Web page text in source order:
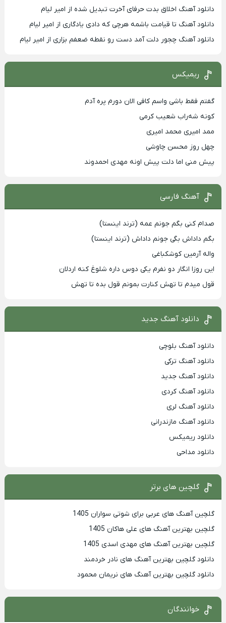
دانلود آهنگ اخلاق بدت حرفای آخرت تبدیل شده از امیر لیام
دانلود آهنگ تا قیامت باشمه هرچی که دادی یادگاری از امیر لیام
دانلود آهنگ چجور دلت آمد دست رو نقطه ضعفم بزاری از امیر لیام
ریمیکس
گفتم فقط باشی واسم کافی الان دورم پره آدم
کونه شه‌راب شعیب کرمی
ممد امیری محمد امیری
چهل روز محسن چاوشی
پیش منی اما دلت پیش اونه مهدی احمدوند
آهنگ فارسی
صدام کنی بگم جونم عمه (ترند اینستا)
بگم داداش بگی جونم داداش (ترند اینستا)
واله آرمین کوشکباغی
این روزا انگار دو نفرم یکی دوس داره شلوغ کنه اردلان
قول میدم تا تهش کنارت بمونم قول بده تا تهش
دانلود آهنگ جدید
دانلود آهنگ بلوچی
دانلود آهنگ ترکی
دانلود آهنگ جدید
دانلود آهنگ کردی
دانلود آهنگ لری
دانلود آهنگ مازندرانی
دانلود ریمیکس
دانلود مداحی
گلچین های برتر
گلچین آهنگ های عربی برای شوتی سواران 1405
گلچین بهترين آهنگ های علی هاکان 1405
گلچین بهترین آهنگ های مهدی اسدی 1405
دانلود گلچین بهترین آهنگ های نادر خردمند
دانلود گلچین بهترین آهنگ های نریمان محمود
خوانندگان